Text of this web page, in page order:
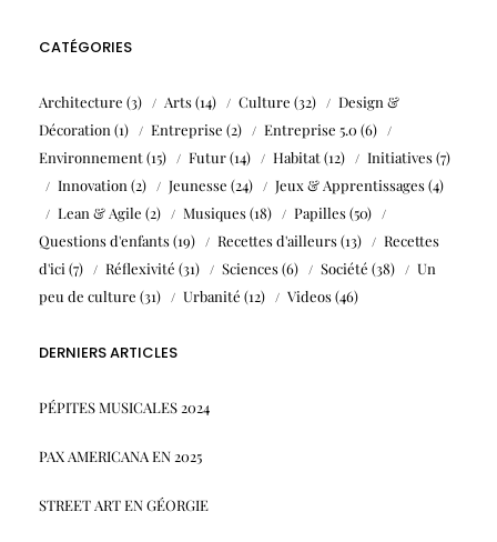
CATÉGORIES
Architecture (3) Arts(14) Culture (32)
Design &
Décoration (1) Entreprise (2) Entreprise 5.0 (6)
Environnement(15) Futur(14) Habitat(12) Initiatives(7)
Innovation (2) Jeunesse (24) Jeux & Apprentissages(4)
Lean & Agile (2) Musiques(18) Papilles(50)
Questions d'enfants(19) Recettes d'ailleurs(13)
Recettes
d'ici (7) Réflexivité (31) Sciences(6) Société (38)
Un
peu de culture (31) Urbanité (12) Videos(46)
DERNIERS ARTICLES
PÉPITES MUSICALES 2024
PAX AMERICANA EN 2025
STREET ART EN GÉORGIE